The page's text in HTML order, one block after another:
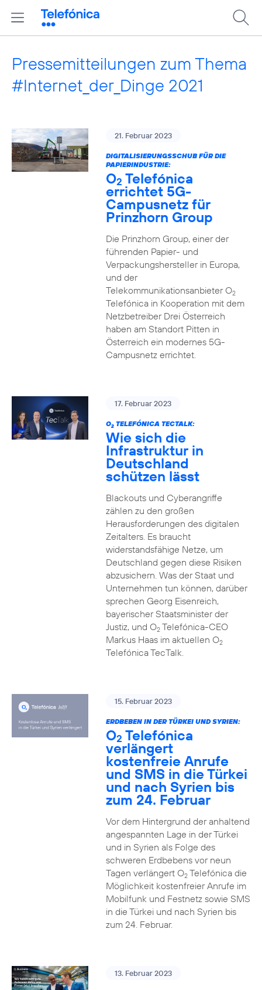
Pressemitteilungen zum Thema
#Internet_der_Dinge 2021
21. Februar 2023
DIGITALISIERUNGSSCHUB FÜR DIE
PAPIERINDUSTRIE:
O2 Telefónica
errichtet 5G-
Campusnetz für
Prinzhorn Group
Die Prinzhorn Group, einer der
führenden Papier- und
Verpackungshersteller in Europa,
und der
Telekommunikationsanbieter O2
Telefónica in Kooperation mit dem
Netzbetreiber Drei Österreich
haben am Standort Pitten in
Österreich ein modernes 5G-
Campusnetz errichtet.
17. Februar 2023
O2TELEFÓNICA TECTALK:
Wie sich die
Infrastruktur in
Deutschland
schützen lässt
Blackouts und Cyberangriffe
zählen zu den großen
Herausforderungen des digitalen
Zeitalters. Es braucht
widerstandsfähige Netze, um
Deutschland gegen diese Risiken
abzusichern. Was der Staat und
Unternehmen tun können, darüber
sprechen Georg Eisenreich,
bayerischer Staatsminister der
Justiz, und O2Telefónica-CEO
Markus Haas im aktuellen O2
Telefónica TecTalk.
15. Februar 2023
ERDBEBEN IN DER TÜRKEI UND SYRIEN:
O2 Telefónica
verlängert
kostenfreie Anrufe
und SMS in die Türkei
und nach Syrien bis
zum 24. Februar
Vor dem Hintergrund der anhaltend
angespannten Lage in der Türkei
und in Syrien als Folge des
schweren Erdbebens vor neun
Tagen verlängert O2Telefónica die
Möglichkeit kostenfreier Anrufe im
Mobilfunk und Festnetz sowie SMS
in die Türkei und nach Syrien bis
zum 24. Februar.
13. Februar 2023